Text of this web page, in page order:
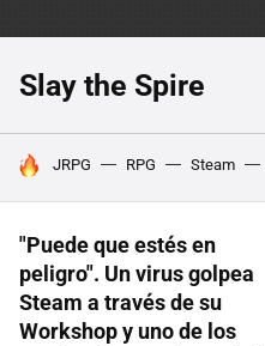
Slay the Spire
HOY SE HABLA DE
JRPG RPG Steam
"Puede que estés en
peligro". Un virus golpea
Steam a través de su
Workshop y uno de los